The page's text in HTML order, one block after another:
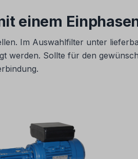
einem
Im Auswahlfilter unter
Sollte für den